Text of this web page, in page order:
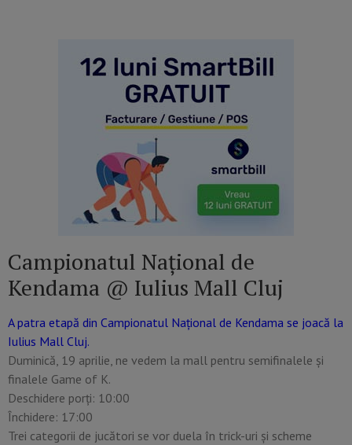
Campionatul Național de
Kendama @ Iulius Mall Cluj
A patra etapă din Campionatul Național de Kendama se joacă la
Iulius Mall Cluj.
Duminică, 19 aprilie, ne vedem la mall pentru semifinalele și
finalele Game of K.
Deschidere porți: 10:00
Închidere: 17:00
Trei categorii de jucători se vor duela în trick-uri și scheme